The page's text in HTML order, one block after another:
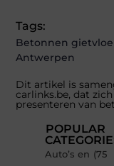
Tags:
Betonnen
Antwerpen
Dit artikel is
carlinks.be, dat
presenteren van
POPULAR
Auto’s en (75